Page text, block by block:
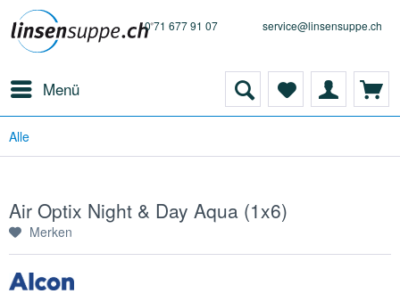
0 71 677 91 07 service@linsensuppe.ch
Menü
Alle
Air Optix Night & Day Aqua (1x6)
Merken